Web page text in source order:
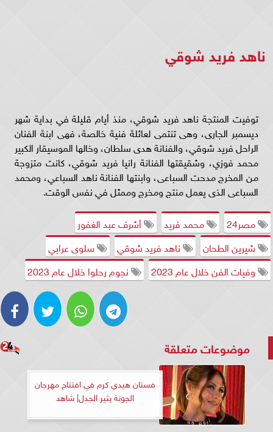
ناهد فريد شوقي
توفيت المنتجة ناهد فريد شوقي، منذ أيام قليلة في بداية شهر
ديسمبر الجارى، وهى تنتمى لعائلة فنية خالصة، فهى ابنة الفنان
الراحل فريد شوقي، والفنانة هدى سلطان، وخالها الموسيقار الكبير
محمد فوزي، وشقيقتها الفنانة رانيا فريد شوقي، كانت متزوجة
من المخرج مدحت السباعى، وابنتها الفنانة ناهد السباعي، ومحمد
السباعى الذى يعمل منتج ومخرج وممثل في نفس الوقت.
مصر24
محمد فريد
أشرف عبد الغفور
شيرين الطحان
ناهد فريد شوقي
سلوى عرابي
وفيات الفن خلال عام 2023
نجوم رحلوا خلال عام 2023
موضوعات متعلقة
فستان هيدي كرم في افتتاح مهرجان
الجونة يثير الجدل| شاهد